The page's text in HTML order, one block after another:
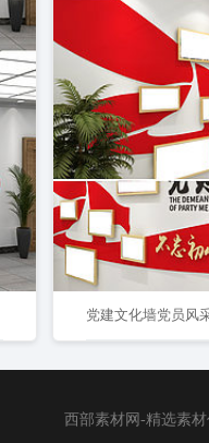
党建文化墙党员风
西部素材网-精选素